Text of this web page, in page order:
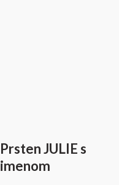
Prsten JULIE s
imenom